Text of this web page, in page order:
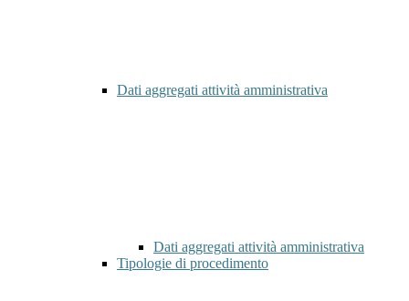
Dati aggregati attività amministrativa
Dati aggregati attività amministrativa
Tipologie di procedimento